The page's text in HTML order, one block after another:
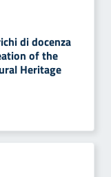
di docenza
of the
Heritage